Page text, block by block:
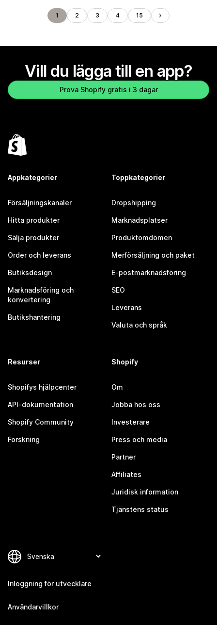
1 2 3 4 15
Vill du lägga till en app?
Prova Shopify gratis i 3 dagar
Appkategorier
Försäljningskanaler
Hitta produkter
Sälja produkter
Order och leverans
Butiksdesign
Marknadsföring och
konvertering
Butikshantering
Toppkategorier
Dropshipping
Marknadsplatser
Produktomdömen
Merförsäljning och paket
E-postmarknadsföring
SEO
Leverans
Valuta och språk
Resurser
Shopifys hjälpcenter
API-dokumentation
Shopify Community
Forskning
Shopify
Om
Jobba hos oss
Investerare
Press och media
Partner
Affiliates
Juridisk information
Tjänstens status
Inloggning för utvecklare
Användarvillkor